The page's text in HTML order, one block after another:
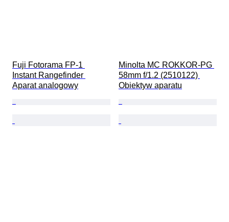
Fuji Fotorama FP-1
Instant Rangefinder
Aparat analogowy
Minolta MC ROKKOR-PG
58mm f/1.2 (2510122)
Obiektyw aparatu